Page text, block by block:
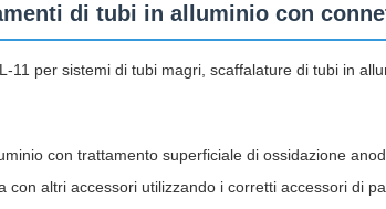
di tubi in alluminio con
11 per sistemi di tubi magri, scaffalature di tubi in
con trattamento superficiale di ossidazione
con altri accessori utilizzando i corretti accessori di